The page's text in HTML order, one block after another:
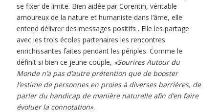
se fixer de limite. Bien aidée par Corentin, véritable
amoureux de la nature et humaniste dans l’âme, elle
entend délivrer des messages positifs . Elle les partage
avec les trois écoles partenaires les rencontres
enrichissantes faites pendant les périples. Comme le
définit si bien ce jeune couple, «Sourires Autour du
Monde n’a pas d’autre prétention que de booster
l’estime de personnes en proies à diverses barrières, de
parler du handicap de manière naturelle afin d’en faire
évoluer la connotation».